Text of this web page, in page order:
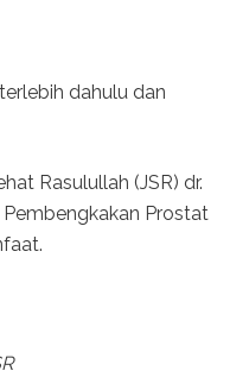
dahulu dan
Rasulullah (JSR) dr.
Prostat